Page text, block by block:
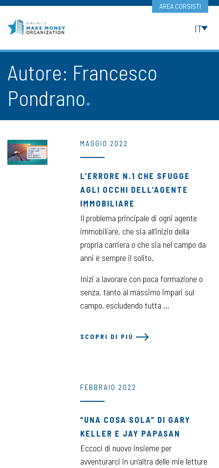
Skip
content
AREA CORSISTI
IT
Autore: Francesco
Pondrano
MAGGIO 2022
L’ERRORE N.1 CHE SFUGGE
AGLI OCCHI DELL’AGENTE
IMMOBILIARE
Il problema principale di ogni agente
immobiliare, che sia all’inizio della
propria carriera o che sia nel campo da
anni è sempre il solito.
Inizi a lavorare con poca formazione o
senza, tanto al massimo impari sul
campo, escludendo tutta …
SCOPRI DI PIÙ
FEBBRAIO 2022
“UNA COSA SOLA” DI GARY
KELLER E JAY PAPASAN
Eccoci di nuovo insieme per
avventurarci in un’altra delle mie letture